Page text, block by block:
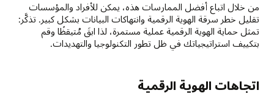
من خلال اتباع أفضل الممارسات هذه، يمكن للأفراد والمؤسسات
تقليل خطر سرقة الهوية الرقمية وانتهاكات البيانات بشكل كبير. تذكَّر:
تمثل حماية الهوية الرقمية عملية مستمرة، لذا ابقَ مُتيقظًا وقم
بتكييف استراتيجياتك في ظل تطور التكنولوجيا والتهديدات.
اتجاهات الهوية الرقمية